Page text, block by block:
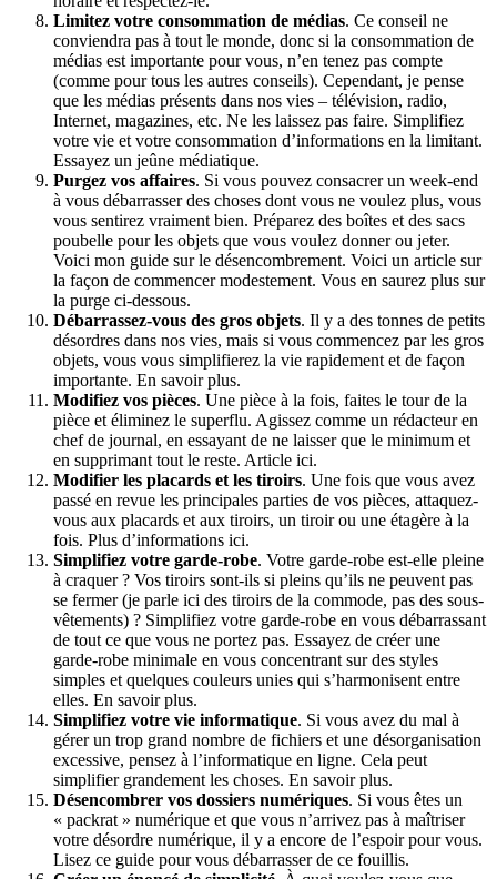
Limitez votre consommation de médias. Ce conseil ne
conviendra pas à tout le monde, donc si la consommation de
médias est importante pour vous, n’en tenez pas compte
(comme pour tous les autres conseils). Cependant, je pense
que les médias présents dans nos vies – télévision, radio,
Internet, magazines, etc. Ne les laissez pas faire. Simplifiez
votre vie et votre consommation d’informations en la limitant.
Essayez un jeûne médiatique.
Purgez vos affaires. Si vous pouvez consacrer un week-end
à vous débarrasser des choses dont vous ne voulez plus, vous
vous sentirez vraiment bien. Préparez des boîtes et des sacs
poubelle pour les objets que vous voulez donner ou jeter.
Voici mon guide sur le désencombrement. Voici un article sur
la façon de commencer modestement. Vous en saurez plus sur
la purge ci-dessous.
Débarrassez-vous des gros objets. Il y a des tonnes de petits
désordres dans nos vies, mais si vous commencez par les gros
objets, vous vous simplifierez la vie rapidement et de façon
importante. En savoir plus.
Modifiez vos pièces. Une pièce à la fois, faites le tour de la
pièce et éliminez le superflu. Agissez comme un rédacteur en
chef de journal, en essayant de ne laisser que le minimum et
en supprimant tout le reste. Article ici.
Modifier les placards et les tiroirs. Une fois que vous avez
passé en revue les principales parties de vos pièces, attaquez-
vous aux placards et aux tiroirs, un tiroir ou une étagère à la
fois. Plus d’informations ici.
Simplifiez votre garde-robe. Votre garde-robe est-elle pleine
à craquer ? Vos tiroirs sont-ils si pleins qu’ils ne peuvent pas
se fermer (je parle ici des tiroirs de la commode, pas des sous-
vêtements) ? Simplifiez votre garde-robe en vous débarrassant
de tout ce que vous ne portez pas. Essayez de créer une
garde-robe minimale en vous concentrant sur des styles
simples et quelques couleurs unies qui s’harmonisent entre
elles. En savoir plus.
Simplifiez votre vie informatique. Si vous avez du mal à
gérer un trop grand nombre de fichiers et une désorganisation
excessive, pensez à l’informatique en ligne. Cela peut
simplifier grandement les choses. En savoir plus.
Désencombrer vos dossiers numériques. Si vous êtes un
« packrat » numérique et que vous n’arrivez pas à maîtriser
votre désordre numérique, il y a encore de l’espoir pour vous.
Lisez ce guide pour vous débarrasser de ce fouillis.